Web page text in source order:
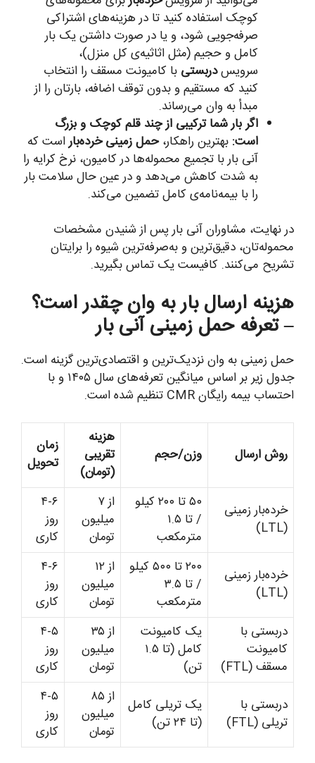
کوچک استفاده کنید تا در هزینه‌های اشتراکی
صرفه‌جویی شود، و یا در صورت داشتن یک بار
کامل و حجیم (مثل اثاثیه‌ی کل منزل)،
سرویسدربستی با کامیونت مسقف را انتخاب
کنید که مستقیم و بدون توقف اضافه، بارتان را از
مبدأ به وان می‌رساند.
اگر بار شما ترکیبی از چند قلم کوچک و بزرگ
است: بهترین راهکار،حمل زمینی خرده‌باراست که
آنی بار با تجمیع محموله‌ها در کامیون، نرخ کرایه را
به شدت کاهش می‌دهد و در عین حال سلامت بار
را با بیمه‌نامه‌ی کامل تضمین می‌کند.
در نهایت، مشاوران آنی بار پس از شنیدن مشخصات
محموله‌تان، دقیق‌ترین و به‌صرفه‌ترین شیوه را برایتان
تشریح می‌کنند. کافیست یک تماس بگیرید.
هزینه ارسال بار به وان چقدر است؟
– تعرفه حمل زمینی آنی بار
حمل زمینی به وان نزدیک‌ترین و اقتصادی‌ترین گزینه است.
جدول زیر بر اساس میانگین تعرفه‌های سال ۱۴۰۵ و با
احتساب بیمه رایگان CMR تنظیم شده است.
روش ارسال وزن/حجم
هزینه
تقریبی
(تومان)
زمان
تحویل
خرده‌بار زمینی
(LTL)
۵۰ تا ۲۰۰ کیلو
/ تا ۱.۵
مترمکعب
از ۷
میلیون
تومان
۴-۶
روز
کاری
خرده‌بار زمینی
(LTL)
۲۰۰ تا ۵۰۰ کیلو
/ تا ۳.۵
مترمکعب
از ۱۲
میلیون
تومان
۴-۶
روز
کاری
دربستی با
کامیونت
مسقف (FTL)
یک کامیونت
کامل (تا ۱.۵
تن)
از ۳۵
میلیون
تومان
۴-۵
روز
کاری
دربستی با
تریلی (FTL)
یک تریلی کامل
(تا ۲۴ تن)
از ۸۵
میلیون
تومان
۴-۵
روز
کاری